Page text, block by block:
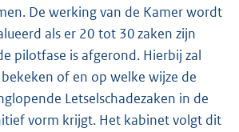
De werking van de Kamer wordt
als er 20 tot 30 zaken zijn
pilotfase is afgerond. Hierbij zal
of en op welke wijze de
Letselschadezaken in de
vorm krijgt. Het kabinet volgt dit